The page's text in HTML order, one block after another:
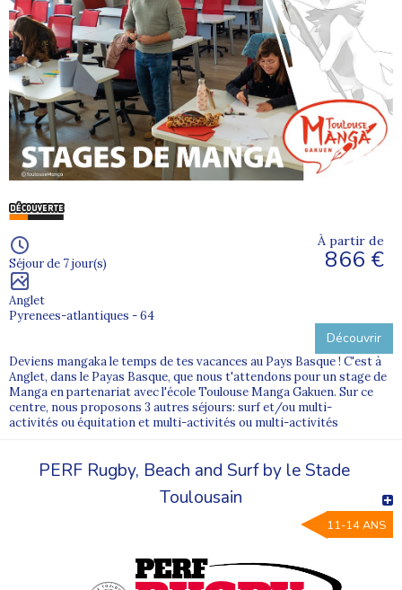
Séjour de 7 jour(s)
Anglet
Pyrenees-atlantiques - 64
À partir de
866 €
Découvrir
Deviens mangaka le temps de tes vacances au Pays Basque ! C'est à
Anglet, dans le Payas Basque, que nous t'attendons pour un stage de
Manga en partenariat avec l'école Toulouse Manga Gakuen. Sur ce
centre, nous proposons 3 autres séjours: surf et/ou multi-
activités ou équitation et multi-activités ou multi-activités
PERF Rugby, Beach and Surf by le Stade
Toulousain
11-14 ANS